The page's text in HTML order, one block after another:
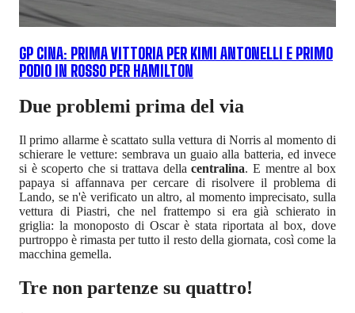
GP CINA: PRIMA VITTORIA PER KIMI ANTONELLI E PRIMO
PODIO IN ROSSO PER HAMILTON
Due problemi prima del via
Il primo allarme è scattato sulla vettura di Norris al momento di
schierare le vetture: sembrava un guaio alla batteria, ed invece
si è scoperto che si trattava dellacentralina. E mentre al box
papaya si affannava per cercare di risolvere il problema di
Lando, se n'è verificato un altro, al momento imprecisato, sulla
vettura di Piastri, che nel frattempo si era già schierato in
griglia: la monoposto di Oscar è stata riportata al box, dove
purtroppo è rimasta per tutto il resto della giornata, così come la
macchina gemella.
Tre non partenze su quattro!